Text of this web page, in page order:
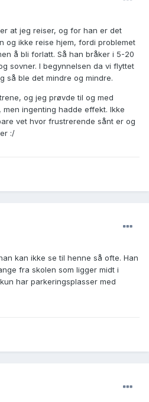
at jeg reiser, og for han er det
og ikke reise hjem, fordi problemet
å bli forlatt. Så han bråker i 5-20
sovner. I begynnelsen da vi flyttet
så ble det mindre og mindre.
og jeg prøvde til og med
men ingenting hadde effekt. Ikke
vet hvor frustrerende sånt er og
:/
kan ikke se til henne så ofte. Han
fra skolen som ligger midt i
har parkeringsplasser med